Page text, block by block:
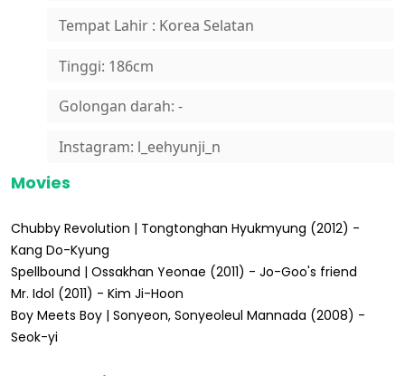
Tempat Lahir : Korea Selatan
Tinggi: 186cm
Golongan darah: -
Instagram: l_eehyunji_n
Movies
Chubby Revolution | Tongtonghan Hyukmyung (2012) -
Kang Do-Kyung
Spellbound | Ossakhan Yeonae (2011) - Jo-Goo's friend
Mr. Idol (2011) - Kim Ji-Hoon
Boy Meets Boy | Sonyeon, Sonyeoleul Mannada (2008) -
Seok-yi